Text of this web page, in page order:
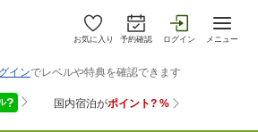
お気に入り 予約確認 ログイン メニュー